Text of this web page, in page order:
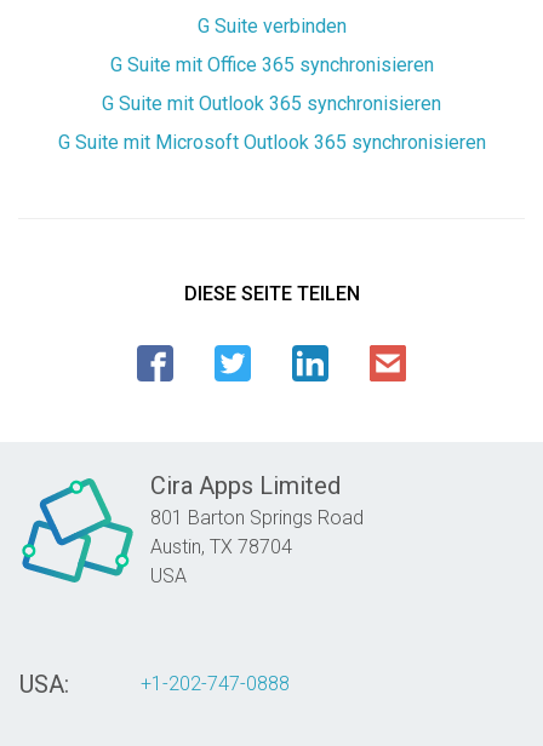
G Suite verbinden
G Suite mit Office 365 synchronisieren
G Suite mit Outlook 365 synchronisieren
G Suite mit Microsoft Outlook 365 synchronisieren
DIESE SEITE TEILEN
Cira Apps Limited
801 Barton Springs Road
Austin, TX 78704
USA
USA: +1-202-747-0888